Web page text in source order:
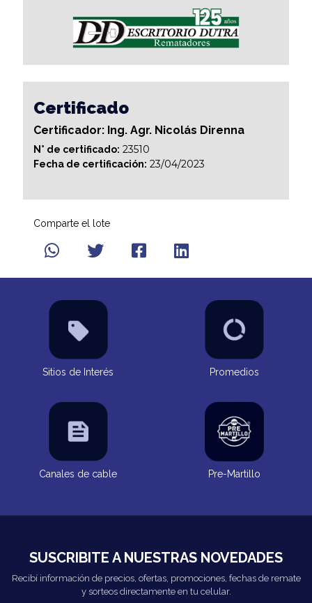
Certificado
Certificador: Ing. Agr. Nicolás Direnna
N° de certificado: 23510
Fecha de certificación: 23/04/2023
Comparte el lote
Sitios de Interés Promedios
Canales de cable Pre-Martillo
SUSCRIBITE A NUESTRAS NOVEDADES
Recibí información de precios, ofertas, promociones, fechas de remate
y sorteos directamente en tu celular.